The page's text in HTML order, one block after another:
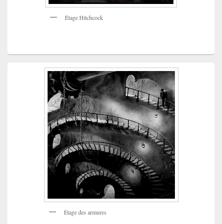
Étage Hitchcock
Étage des armures